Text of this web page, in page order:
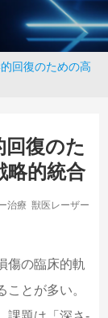
回復のための高
復のた
略的統合
治療 獣医レーザー
傷の臨床的軌
とが多い。